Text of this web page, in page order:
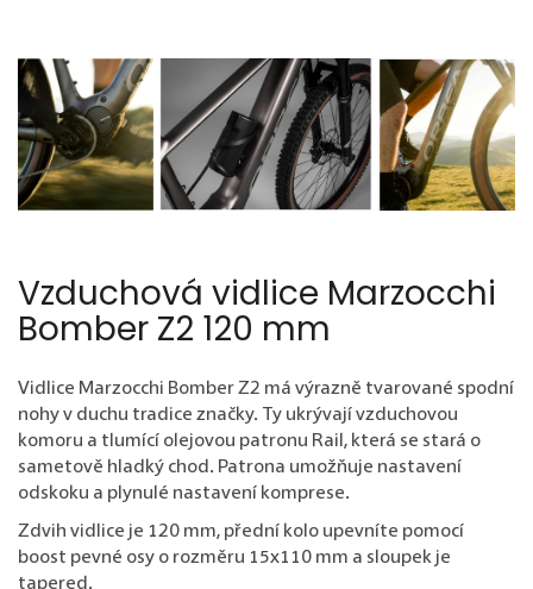
Vzduchová vidlice Marzocchi
Bomber Z2 120 mm
Vidlice Marzocchi Bomber Z2 má výrazně tvarované spodní
nohy v duchu tradice značky. Ty ukrývají vzduchovou
komoru a tlumící olejovou patronu Rail, která se stará o
sametově hladký chod. Patrona umožňuje nastavení
odskoku a plynulé nastavení komprese.
Zdvih vidlice je 120 mm, přední kolo upevníte pomocí
boost pevné osy o rozměru 15x110 mm a sloupek je
tapered.